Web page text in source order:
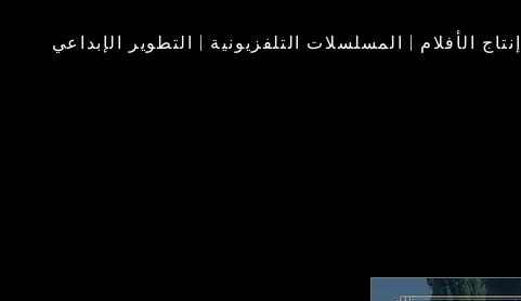
إنتاج الأفلام | المسلسلات التلفزيونية | التطوير الإبداعي